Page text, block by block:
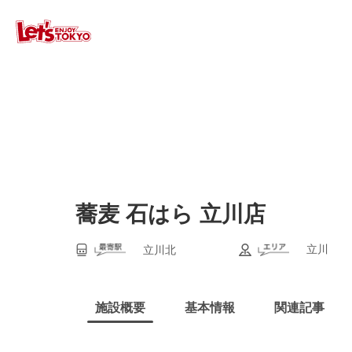
蕎麦 石はら 立川店
立川北 立川
施設概要 基本情報 関連記事